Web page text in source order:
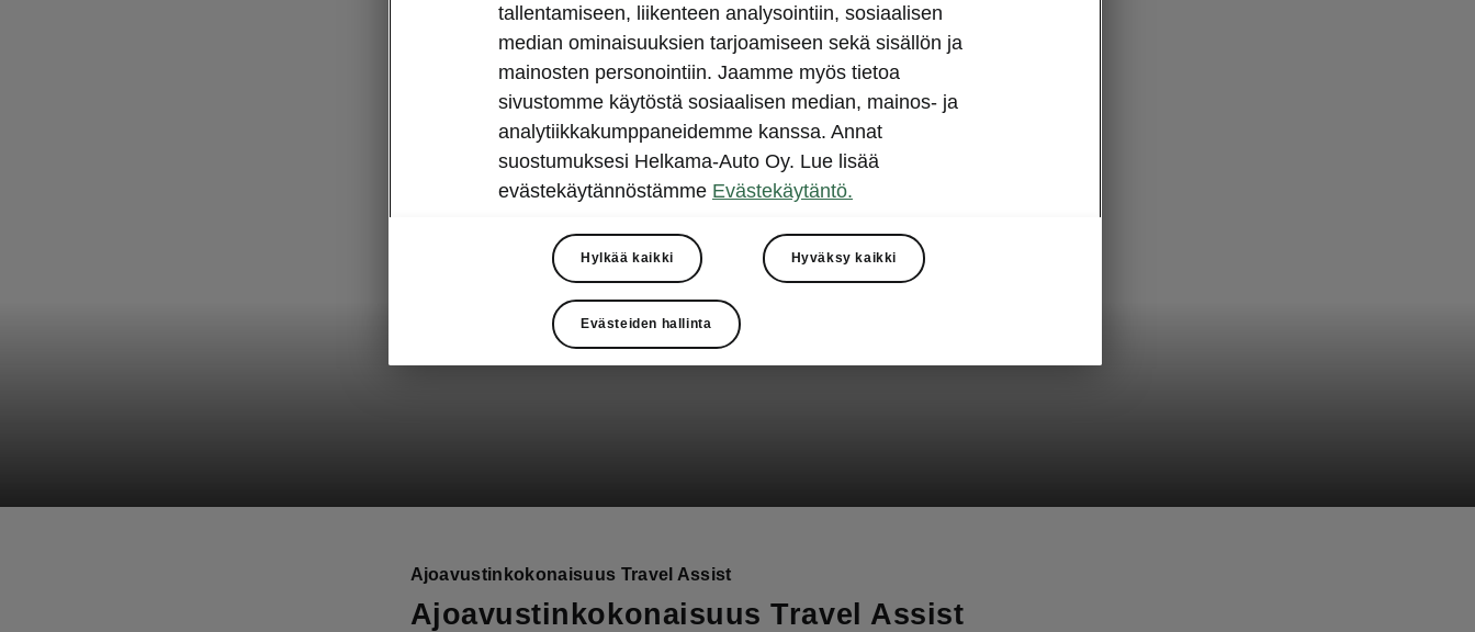
Ajoavustinkokonaisuus Travel Assist
Ajoavustinkokonaisuus Travel Assist
tallentamiseen, liikenteen analysointiin, sosiaalisen
median ominaisuuksien tarjoamiseen sekä sisällön ja
mainosten personointiin. Jaamme myös tietoa
sivustomme käytöstä sosiaalisen median, mainos- ja
analytiikkakumppaneidemme kanssa. Annat
suostumuksesi Helkama-Auto Oy. Lue lisää
evästekäytännöstämme Evästekäytäntö.
Hylkää kaikki Hyväksy kaikki
Evästeiden hallinta